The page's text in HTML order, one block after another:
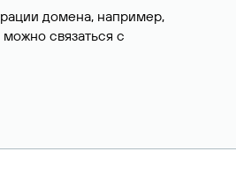
домена, например,
связаться с